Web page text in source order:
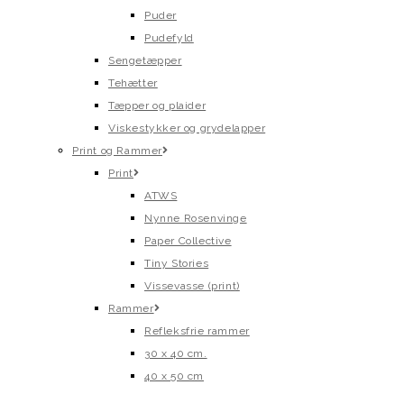
Puder
Pudefyld
Sengetæpper
Tehætter
Tæpper og plaider
Viskestykker og grydelapper
Print og Rammer
Print
ATWS
Nynne Rosenvinge
Paper Collective
Tiny Stories
Vissevasse (print)
Rammer
Refleksfrie rammer
30 x 40 cm.
40 x 50 cm